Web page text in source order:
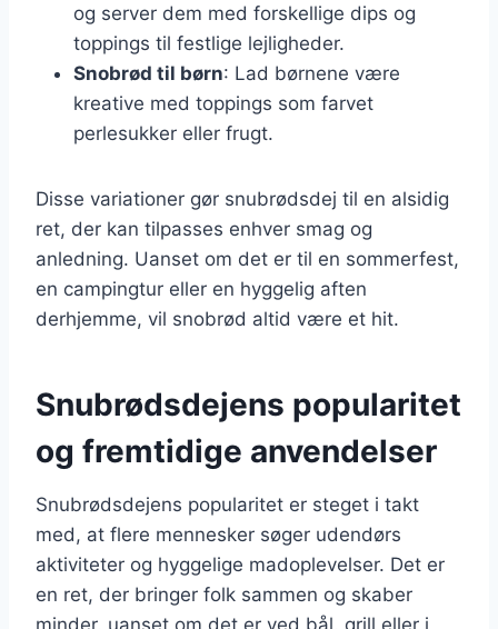
og server dem med forskellige dips og
toppings til festlige lejligheder.
Snobrød til børn: Lad børnene være
kreative med toppings som farvet
perlesukker eller frugt.
Disse variationer gør snubrødsdej til en alsidig
ret, der kan tilpasses enhver smag og
anledning. Uanset om det er til en sommerfest,
en campingtur eller en hyggelig aften
derhjemme, vil snobrød altid være et hit.
Snubrødsdejens popularitet
og fremtidige anvendelser
Snubrødsdejens popularitet er steget i takt
med, at flere mennesker søger udendørs
aktiviteter og hyggelige madoplevelser. Det er
en ret, der bringer folk sammen og skaber
minder, uanset om det er ved bål, grill eller i